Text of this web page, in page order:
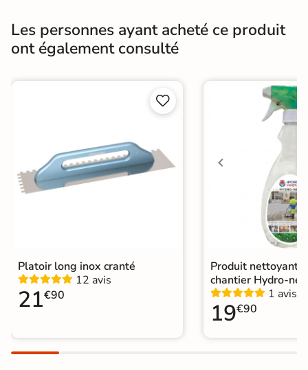
Résistant au Gel Oui
1er Choix
A coller sur chape
A coller sur ancien carrelage
Normes
Les personnes ayant acheté ce produit
ont également consulté


Platoir long inox cranté
12 avis
21€90
Produit nettoyant
chantier Hydro-net
1 avis
19€90